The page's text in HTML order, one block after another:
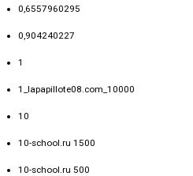
0,6557960295
0,904240227
1
1_lapapillote08.com_10000
10
10-school.ru 1500
10-school.ru 500